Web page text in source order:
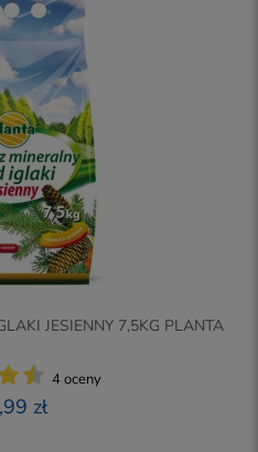
JESIENNY 7,5KG PLANTA
4 oceny
zł